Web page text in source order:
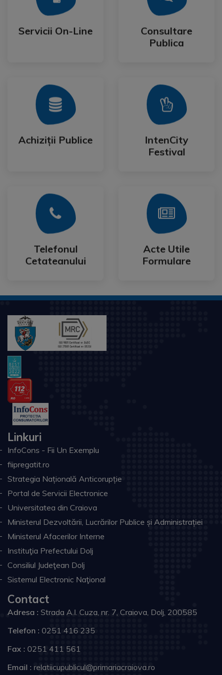
Servicii On-Line
Servicii On-Line
Consultare
Publica
Consultare
Publica
Achiziții Publice
Achiziții Publice
Mai Mult
IntenCity
Festival
IntenCity
Festival
Mai Mult
Telefonul
Cetateanului
Telefonul
Cetateanului
Mai Mult
Acte Utile
Formulare
Acte Utile
Formulare
Mai Mult
Linkuri
InfoCons - Fii Un Exemplu
fiipregatit.ro
Strategia Națională Anticorupție
Portal de Servicii Electronice
Universitatea din Craiova
Ministerul Dezvoltării, Lucrărilor Publice și Administrației
Ministerul Afacerilor Interne
Instituţia Prefectului Dolj
Consiliul Judeţean Dolj
Sistemul Electronic Naţional
Contact
Adresa : Strada A.I. Cuza, nr. 7, Craiova, Dolj, 200585
Telefon : 0251 416 235
Fax : 0251 411 561
Email : relatiicupublicul@primariacraiova.ro